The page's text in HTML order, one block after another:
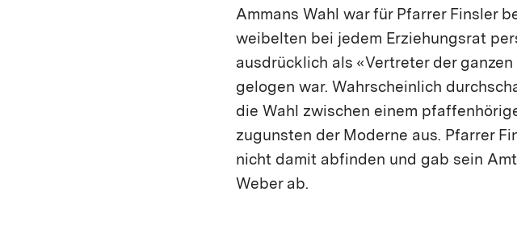
Ammans Wahl war für Pfarrer Finsler
weibelten bei jedem Erziehungsrat
ausdrücklich als «Vertreter der
gelogen war. Wahrscheinlich
die Wahl zwischen einem
zugunsten der Moderne aus. Pfarrer
nicht damit abfinden und gab sein
Weber ab.